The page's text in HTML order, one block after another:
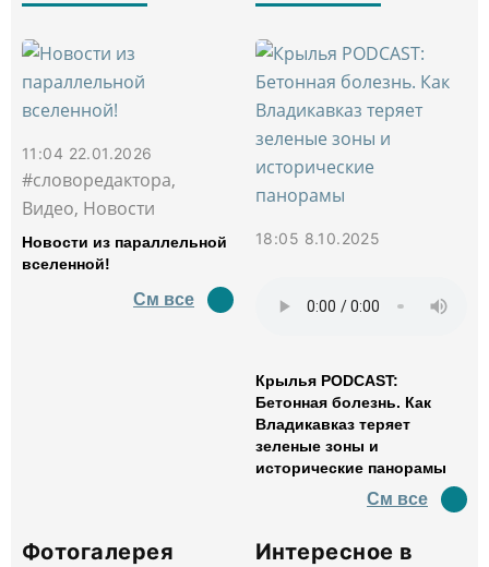
11:04 22.01.2026
#словоредактора,
Видео, Новости
Новости из параллельной
вселенной!
См все
18:05 8.10.2025
Крылья PODCAST:
Бетонная болезнь. Как
Владикавказ теряет
зеленые зоны и
исторические панорамы
См все
Фотогалерея
Интересное в